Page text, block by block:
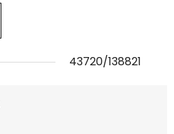
43720/138821